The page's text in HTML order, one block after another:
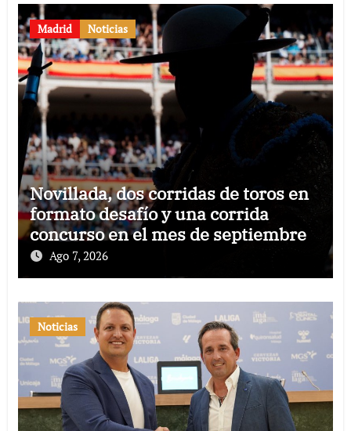
Madrid Noticias
Novillada, dos corridas de toros en
formato desafío y una corrida
concurso en el mes de septiembre
Ago 7, 2026
Noticias